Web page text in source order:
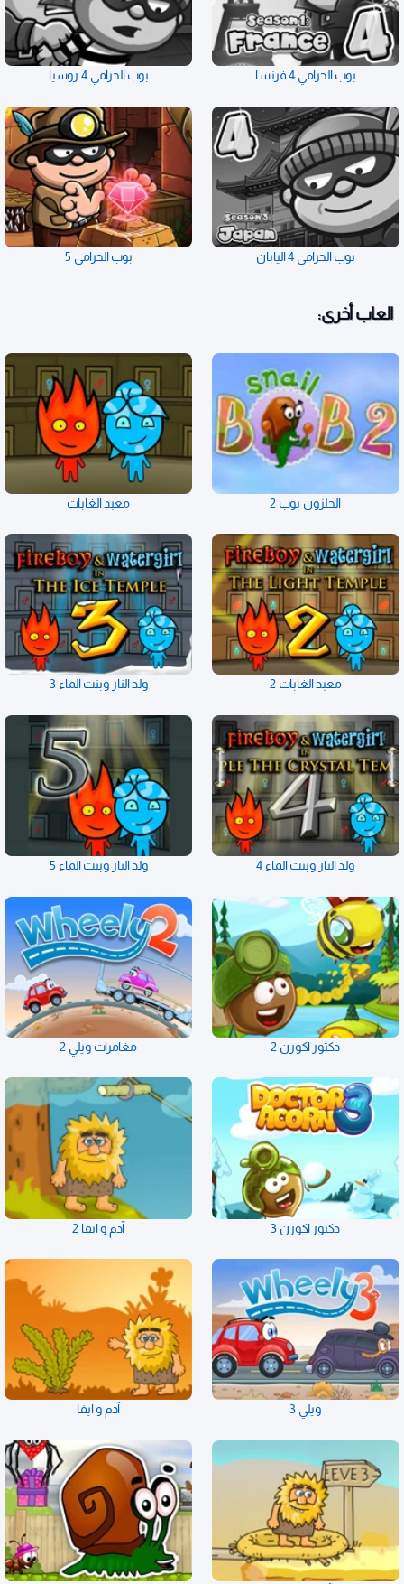
بوب الحرامي 4 فرنسا بوب الحرامي 4 روسيا
بوب الحرامي 4 اليابان بوب الحرامي 5
العاب أخرى:
الحلزون بوب 2 معبد الغابات
معبد الغابات 2 ولد النار وبنت الماء 3
ولد النار وبنت الماء 4 ولد النار وبنت الماء 5
دكتور اكورن 2 مغامرات ويلي 2
دكتور اكورن 3 آدم و ايفا 2
ويلي 3 آدم و ايفا